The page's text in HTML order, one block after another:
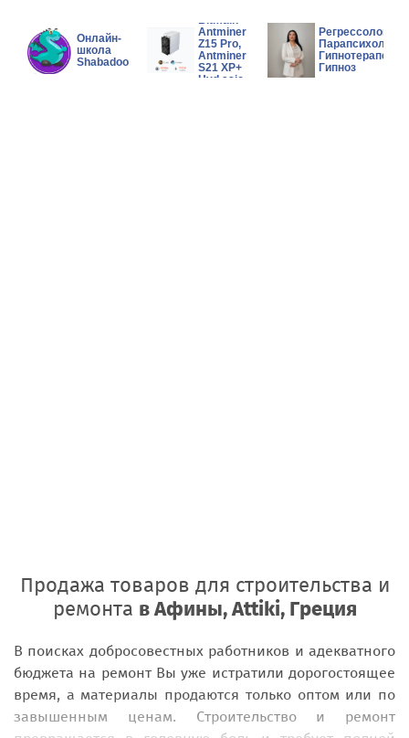
Онлайн-
школа
Shabadoo
Bitmain
Antminer
Z15 Pro,
Antminer
S21 XP+
Hyd asic
Регрессолог,
Парапсихолог,
Гипнотерапевт,
Гипноз
Продажа товаров для строительства и
ремонта в Афины, Attiki, Греция
В поисках добросовестных работников и адекватного
бюджета на ремонт Вы уже истратили дорогостоящее
время, а материалы продаются только оптом или по
завышенным ценам. Строительство и ремонт